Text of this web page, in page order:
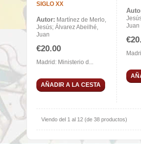
SIGLO XX
Autor: Martínez de Merlo,
Jesús; Álvarez Abeilhé,
Juan
€20.00
Madrid: Ministerio d...
AÑADIR A LA CESTA
Juan
Viendo del 1 al 12 (de 38 productos)